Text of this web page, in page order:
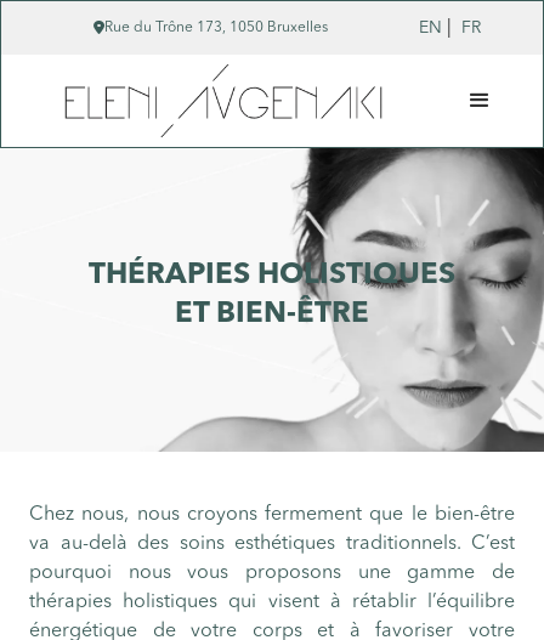
Rue du Trône 173, 1050 Bruxelles EN FR
THÉRAPIES HOLISTIQUES
ET BIEN-ÊTRE
Chez nous, nous croyons fermement que le bien-être
va au-delà des soins esthétiques traditionnels. C’est
pourquoi nous vous proposons une gamme de
thérapies holistiques qui visent à rétablir l’équilibre
énergétique de votre corps et à favoriser votre